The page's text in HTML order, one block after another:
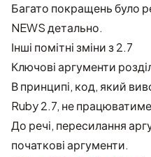
Багато покращень було
NEWS детально.
Інші помітні зміни з 2.7
Ключові аргументи
В принципі, код, який
Ruby 2.7, не
До речі, пересилання
початкові аргументи.